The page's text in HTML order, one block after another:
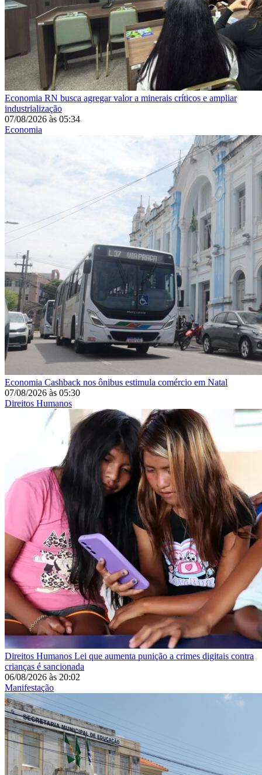
Economia RN busca agregar valor a minerais críticos e ampliar
industrialização
07/08/2026 às 05:34
Economia
Economia Cashback nos ônibus estimula comércio em Natal
07/08/2026 às 05:30
Direitos Humanos
Direitos Humanos Lei que aumenta punição a crimes digitais contra
crianças é sancionada
06/08/2026 às 20:02
Manifestação